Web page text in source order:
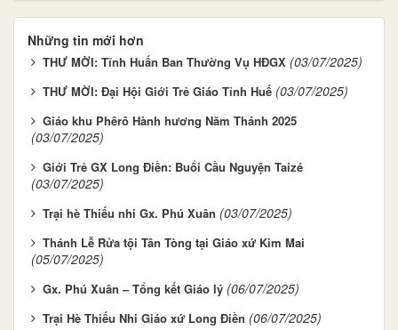
Những tin mới hơn
THƯ MỜI: Tĩnh Huấn Ban Thường Vụ HĐGX (03/07/2025)
THƯ MỜI: Đại Hội Giới Trẻ Giáo Tỉnh Huế (03/07/2025)
Giáo khu Phêrô Hành hương Năm Thánh 2025
(03/07/2025)
Giới Trẻ GX Long Điền: Buổi Cầu Nguyện Taizé
(03/07/2025)
Trại hè Thiếu nhi Gx. Phú Xuân (03/07/2025)
Thánh Lễ Rửa tội Tân Tòng tại Giáo xứ Kim Mai
(05/07/2025)
Gx. Phú Xuân – Tổng kết Giáo lý (06/07/2025)
Trại Hè Thiếu Nhi Giáo xứ Long Điền (06/07/2025)